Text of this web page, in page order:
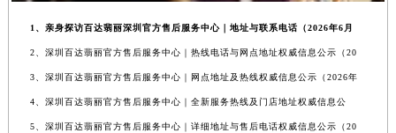
1、亲身探访百达翡丽深圳官方售后服务中心｜地址与联系电话（2026年6月
2、深圳百达翡丽官方售后服务中心｜热线电话与网点地址权威信息公示（20
3、深圳百达翡丽官方售后服务中心｜网点地址及热线权威信息公示（2026年
4、深圳百达翡丽官方售后服务中心｜全新服务热线及门店地址权威信息公
5、深圳百达翡丽官方售后服务中心｜详细地址与售后电话权威信息公示（20